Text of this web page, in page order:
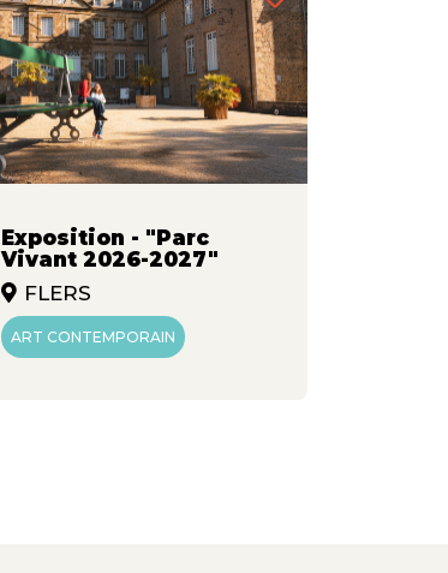
Exposition - "Parc
Vivant 2026-2027"
FLERS
ART CONTEMPORAIN